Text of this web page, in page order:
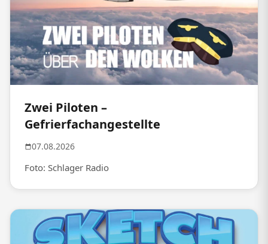
Zwei Piloten –
Gefrierfachangestellte
07.08.2026
Foto: Schlager Radio